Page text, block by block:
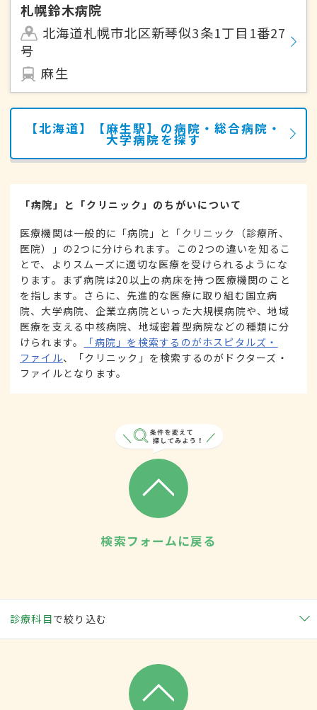
札幌鈴木病院
北海道札幌市北区新琴似3条1丁目1番27
号
麻生
【北海道】【麻生駅】の病院・総合病院・
大学病院を探す
「病院」と「クリニック」のちがいについて
医療機関は一般的に「病院」と「クリニック（診療所、
医院）」の2つに分けられます。この2つの違いを知るこ
とで、よりスムーズに適切な医療を受けられるようにな
ります。まず病院は20以上の病床を持つ医療機関のこと
を指します。さらに、先進的な医療に取り組む国立病
院、大学病院、企業立病院といった大規模病院や、地域
医療を支える中核病院、地域密着型病院などの種類に分
けられます。
「病院」を検索するのがホスピタルズ・
ファイル、「クリニック」を検索するのがドクターズ・
ファイルとなります。
検索フォームに戻る
診療科目で絞り込む